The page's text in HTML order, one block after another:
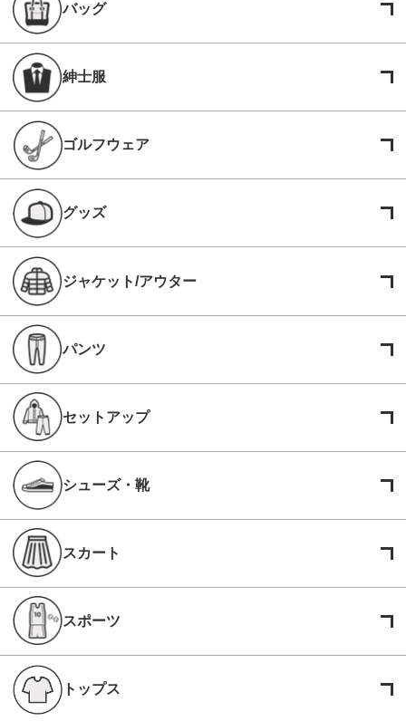
バッグ
紳士服
ゴルフウェア
グッズ
ジャケット/アウター
パンツ
セットアップ
シューズ・靴
スカート
スポーツ
トップス